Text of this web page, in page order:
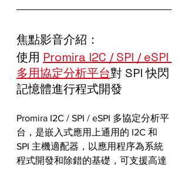
焦點影音介紹：
使用 Promira I2C / SPI / eSPI
多用協定分析平台對 SPI 快閃
記憶體進行程式開發
Promira I2C / SPI / eSPI 多協定分析平
台，是嵌入式應用上通用的 I2C 和
SPI 主機適配器，以應用程序為系統
程式開發和除錯的基礎，可支援高達